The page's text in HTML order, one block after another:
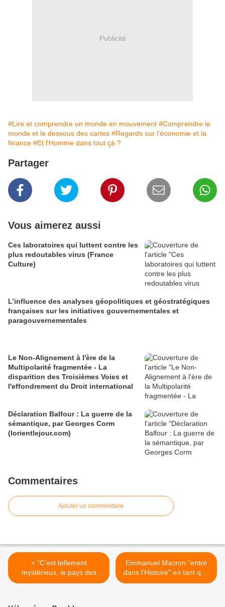
Publicité
#Lire et comprendre un monde en mouvement #Comprendre le
monde et le dessous des cartes #Regards sur l'économie et la
finance #Et l'Homme dans tout çà ?
Partager
Vous aimerez aussi
Ces laboratoires qui luttent contre les
plus redoutables virus (France
Culture)
L’influence des analyses géopolitiques et géostratégiques
françaises sur les initiatives gouvernementales et
paragouvernementales
Le Non-Alignement à l'ère de la
Multipolarité fragmentée - La
disparition des Troisièmes Voies et
l'effondrement du Droit international
Déclaration Balfour : La guerre de la
sémantique, par Georges Corm
(lorientlejour.com)
Commentaires
Ajouter un commentaire
< "C'est tellement
mystérieux, le pays des
larmes..." (Antoine de Saint-
Emmanuel Macron "entré
dans l'Histoire" en tant que
premier président français